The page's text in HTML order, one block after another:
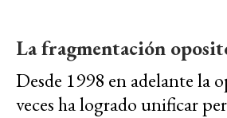
La fragmentación
Desde 1998 en adelante la
veces ha logrado unificar